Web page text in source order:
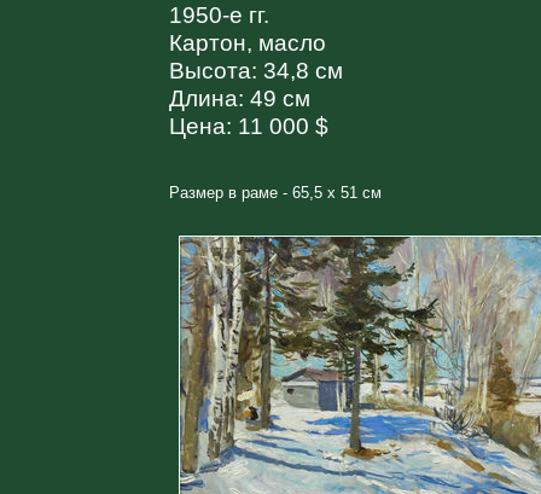
1950-е гг.
Картон, масло
Высота: 34,8 см
Длина: 49 см
Цена: 11 000 $
Размер в раме - 65,5 х 51 см